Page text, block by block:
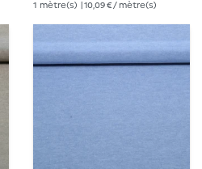
1 mètre(s) | 10,09 € / mètre(s)